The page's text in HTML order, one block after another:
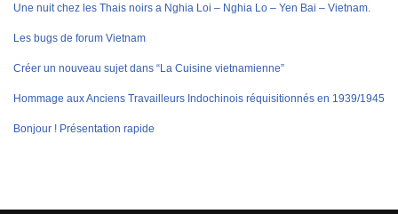
Une nuit chez les Thais noirs a Nghia Loi – Nghia Lo – Yen Bai – Vietnam.
Les bugs de forum Vietnam
Créer un nouveau sujet dans “La Cuisine vietnamienne”
Hommage aux Anciens Travailleurs Indochinois réquisitionnés en 1939/1945
Bonjour ! Présentation rapide